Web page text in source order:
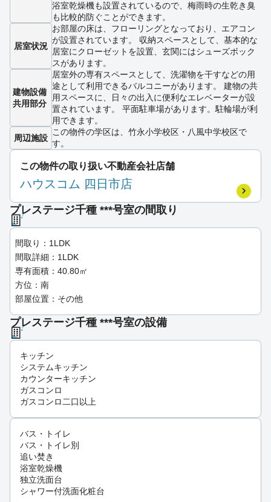
浴室乾燥機も設置されているので、梅雨時の生乾き臭
も比較的防ぐことができます。
居室状況
お部屋の床は、フローリングとなっており、エアコン
が設置されています。 収納スペースとして、基本的な
居室にクローゼットを設置、玄関にはシューズボック
スがあります。
建物設備
共用部分
居室外の専有スペースとして、洗濯物を干すなどの用
途として利用できるバルコニーがあります。 建物の共
用スペースに、日々の出入に便利なエレベーターが設
置されています。 平面駐車場があります。駐輪場が利
用できます。
周辺施設
この物件の学区は、竹永小学校区・八風中学校区で
す。
この物件の取り扱い不動産会社店舗
ハウスコム 四日市店
プレステージ千種 ***号室の間取り
間取り：1LDK
間取詳細：1LDK
専有面積：40.80㎡
方位：南
部屋位置：その他
プレステージ千種 ***号室の設備
キッチン
システムキッチン
カウンターキッチン
ガスコンロ
ガスコンロ二口以上
バス・トイレ
バス・トイレ別
追い焚き
浴室乾燥機
独立洗面台
シャワー付洗面化粧台